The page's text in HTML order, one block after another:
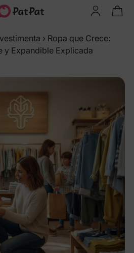
› Ropa que Crece:
y Expandible Explicada